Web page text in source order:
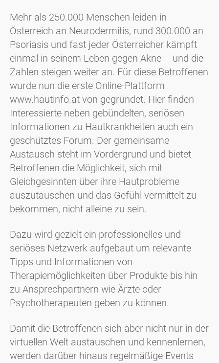
Mehr als 250.000 Menschen leiden in
Österreich an Neurodermitis, rund 300.000 an
Psoriasis und fast jeder Österreicher kämpft
einmal in seinem Leben gegen Akne – und die
Zahlen steigen weiter an. Für diese Betroffenen
wurde nun die erste Online-Plattform
www.hautinfo.at von gegründet. Hier finden
Interessierte neben gebündelten, seriösen
Informationen zu Hautkrankheiten auch ein
geschütztes Forum. Der gemeinsame
Austausch steht im Vordergrund und bietet
Betroffenen die Möglichkeit, sich mit
Gleichgesinnten über ihre Hautprobleme
auszutauschen und das Gefühl vermittelt zu
bekommen, nicht alleine zu sein.
Dazu wird gezielt ein professionelles und
seriöses Netzwerk aufgebaut um relevante
Tipps und Informationen von
Therapiemöglichkeiten über Produkte bis hin
zu Ansprechpartnern wie Ärzte oder
Psychotherapeuten geben zu können.
Damit die Betroffenen sich aber nicht nur in der
virtuellen Welt austauschen und kennenlernen,
werden darüber hinaus regelmäßige Events